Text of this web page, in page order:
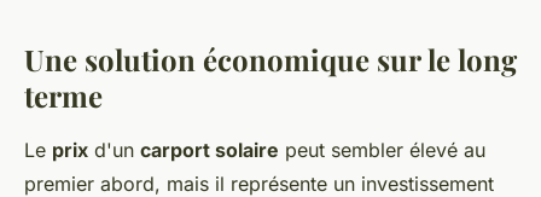
Une solution économique sur le long
terme
Le prix d'un carport solaire peut sembler élevé au
premier abord, mais il représente un investissement